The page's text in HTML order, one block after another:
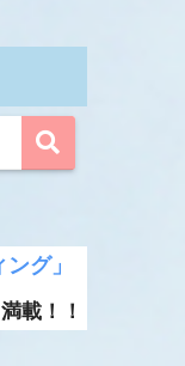
グ」
載！！